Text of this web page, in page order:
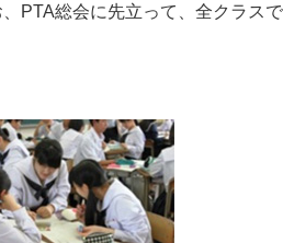
PTA総会に先立って、全クラスで